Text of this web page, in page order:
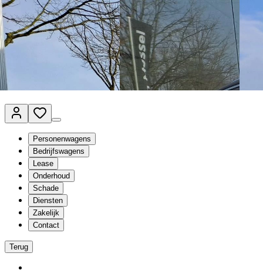
Van Mossel Automotive Group
Vestigingen
Werkplaatsplanner
Klantenservice
- Nederlands
Personenwagens
Bedrijfswagens
Lease
Onderhoud
Schade
Diensten
Zakelijk
Contact
Terug